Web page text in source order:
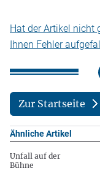
Hat der Artikel nicht
Ihnen Fehler
Zur Startseite
Ähnliche Artikel
Unfall auf der
Bühne